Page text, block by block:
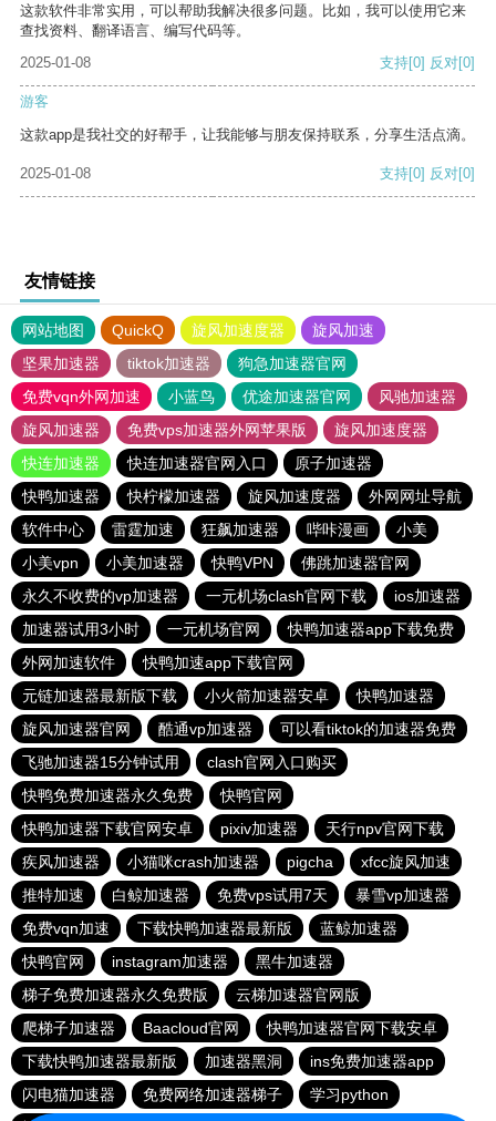
这款软件非常实用，可以帮助我解决很多问题。比如，我可以使用它来
查找资料、翻译语言、编写代码等。
2025-01-08
支持[0] 反对[0]
游客
这款app是我社交的好帮手，让我能够与朋友保持联系，分享生活点滴。
2025-01-08 支持[0] 反对[0]
友情链接
网站地图 QuickQ 旋风加速度器
旋风加速
坚果加速器
tiktok加速器
狗急加速器官网
免费vqn外网加速
小蓝鸟 优途加速器官网
风驰加速器
旋风加速器
免费vps加速器外网苹果版
旋风加速度器
快连加速器
快连加速器官网入口
原子加速器
快鸭加速器
快柠檬加速器 旋风加速度器
外网网址导航
软件中心
雷霆加速 狂飙加速器 哔咔漫画
小美
小美vpn
小美加速器 快鸭VPN
佛跳加速器官网
永久不收费的vp加速器
一元机场clash官网下载
ios加速器
加速器试用3小时
一元机场官网
快鸭加速器app下载免费
外网加速软件
快鸭加速app下载官网
元链加速器最新版下载
小火箭加速器安卓
快鸭加速器
旋风加速器官网
酷通vp加速器
可以看tiktok的加速器免费
飞驰加速器15分钟试用
clash官网入口购买
快鸭免费加速器永久免费
快鸭官网
快鸭加速器下载官网安卓
pixiv加速器
天行npv官网下载
疾风加速器
小猫咪crash加速器 pigcha
xfcc旋风加速
推特加速
白鲸加速器 免费vps试用7天
暴雪vp加速器
免费vqn加速
下载快鸭加速器最新版
蓝鲸加速器
快鸭官网
instagram加速器
黑牛加速器
梯子免费加速器永久免费版
云梯加速器官网版
爬梯子加速器
Baacloud官网
快鸭加速器官网下载安卓
下载快鸭加速器最新版
加速器黑洞
ins免费加速器app
闪电猫加速器
免费网络加速器梯子
学习python